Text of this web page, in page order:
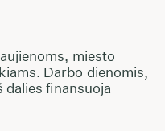
miesto
Darbo dienomis,
dalies finansuoja